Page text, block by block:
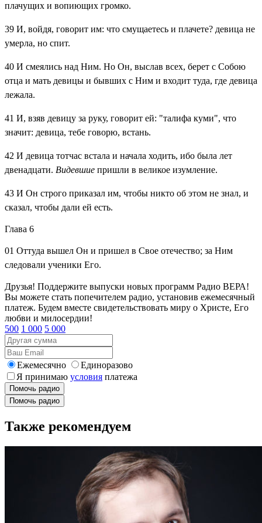
плачущих и вопиющих громко.
39 И, войдя, говорит им: что смущаетесь и плачете? девица не
умерла, но спит.
40 И смеялись над Ним. Но Он, выслав всех, берет с Собою
отца и мать девицы и бывших с Ним и входит туда, где девица
лежала.
41 И, взяв девицу за руку, говорит ей: "талифа куми", что
значит: девица, тебе говорю, встань.
42 И девица тотчас встала и начала ходить, ибо была лет
двенадцати. Видевшие пришли в великое изумление.
43 И Он строго приказал им, чтобы никто об этом не знал, и
сказал, чтобы дали ей есть.
Глава 6
01 Оттуда вышел Он и пришел в Свое отечество; за Ним
следовали ученики Его.
Друзья! Поддержите выпуски новых программ Радио ВЕРА!
Вы можете стать попечителем радио, установив ежемесячный
платеж. Будем вместе свидетельствовать миру о Христе, Его
любви и милосердии!
500 1 000 5 000
Ежемесячно
Единоразово
Я принимаю условия платежа
Помочь радио
Помочь радио
Также рекомендуем